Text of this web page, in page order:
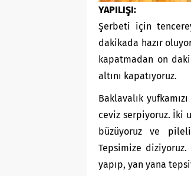
YAPILIŞI:
Şerbeti için
dakikada hazır
kapatmadan on
altını kapatıyoruz.
Baklavalık
ceviz serpiyoruz. İki
büzüyoruz ve
Tepsimize
yapıp, yan yana